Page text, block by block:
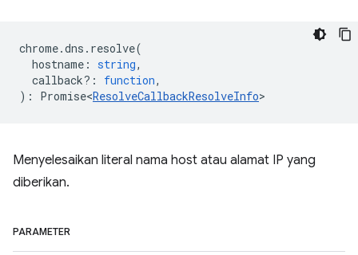
chrome.dns . resolve(
hostname : string,
callback? : function,
) : Promise<ResolveCallbackResolveInfo>
Menyelesaikan literal nama host atau alamat IP yang
diberikan.
PARAMETER